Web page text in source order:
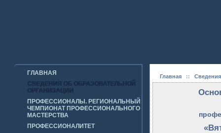
ГЛАВНАЯ
ПРОФЕССИОНАЛЫ. РЕГИОНАЛЬНЫЙ
ЧЕМПИОНАТ ПРОФЕССИОНАЛЬНОГО
МАСТЕРСТВА
ПРОФЕССИОНАЛИТЕТ
Главная::